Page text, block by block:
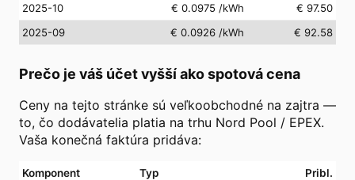
2025-10
€ 0.0975 /kWh
€ 97.50
2025-09
€ 0.0926 /kWh € 92.58
Prečo je váš účet vyšší ako spotová cena
Ceny na tejto stránke sú veľkoobchodné na zajtra —
to, čo dodávatelia platia na trhu Nord Pool / EPEX.
Vaša konečná faktúra pridáva:
Komponent Typ Pribl.